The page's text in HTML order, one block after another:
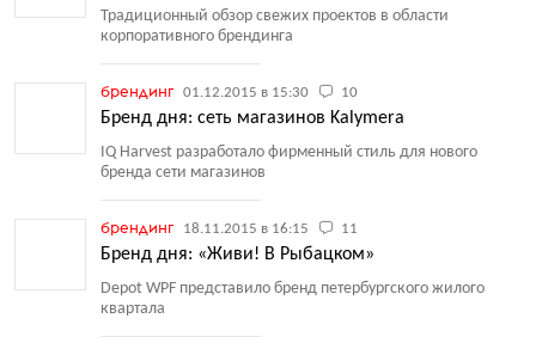
Традиционный обзор свежих проектов в области
корпоративного брендинга
брендинг 01.12.2015 в 15:30 10
Бренд дня: сеть магазинов Kalymera
IQ Harvest разработало фирменный стиль для нового
бренда сети магазинов
брендинг 18.11.2015 в 16:15 11
Бренд дня: «Живи! В Рыбацком»
Depot WPF представило бренд петербургского жилого
квартала